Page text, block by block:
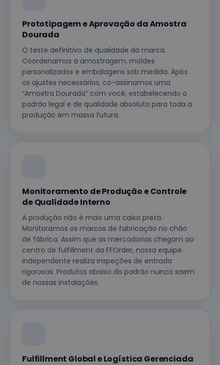
Prototipagem e Aprovação da Amostra
Dourada
O teste definitivo de qualidade da marca.
Coordenamos a amostragem, moldes
personalizados e embalagens sob medida. Após
os ajustes necessários, co-assinamos uma
“Amostra Dourada” com você, estabelecendo o
padrão legal e de qualidade absoluto para toda a
produção em massa futura.
Monitoramento de Produção e Controle
de Qualidade Interno
A produção não é mais uma caixa preta.
Monitoramos os marcos de fabricação no chão
de fábrica. Assim que as mercadorias chegam ao
centro de fulfillment da FFOrder, nossa equipe
independente realiza inspeções de entrada
rigorosas. Produtos abaixo do padrão nunca saem
de nossas instalações.
Fulfillment Global e Logística Gerenciada